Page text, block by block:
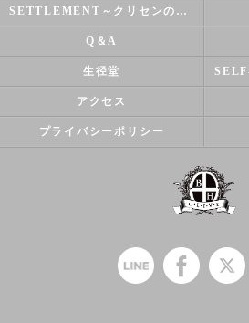
SETTLEMENT～クリセンのズバリ解決シリーズ～
Q＆A
生径堂
アクセス
プライバシーポリシー